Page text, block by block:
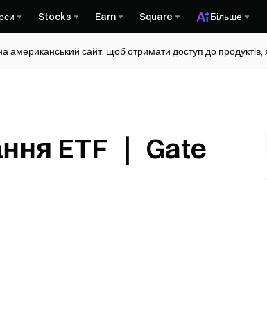
Stocks Earn Square Більше
сайт, щоб отримати доступ до продуктів,
ETF ｜ Gate